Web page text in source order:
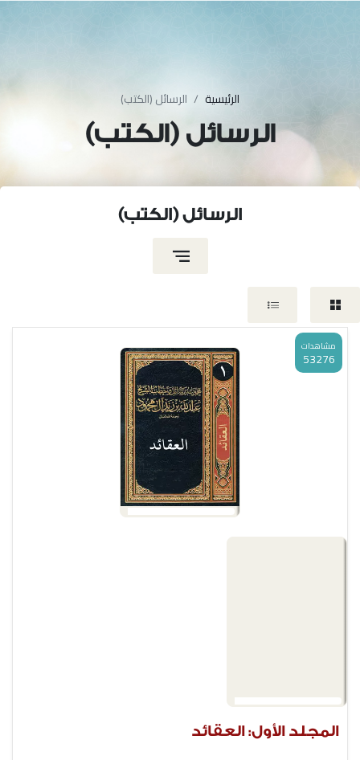
الرئيسية الرسائل (الكتب)
الرسائل (الكتب)
الرسائل (الكتب)
مشاهدات
53276
المجلد الأول: العقائد